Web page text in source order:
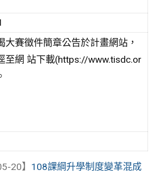
大賽徵件簡章公告於計畫網站，
至網 站下載(https://www.tisdc.or
20】 108課綱升學制度變革混成